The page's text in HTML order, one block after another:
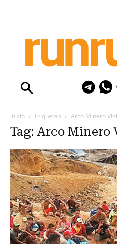
Inicio Etiquetas Arco Minero
Tag: Arco Minero